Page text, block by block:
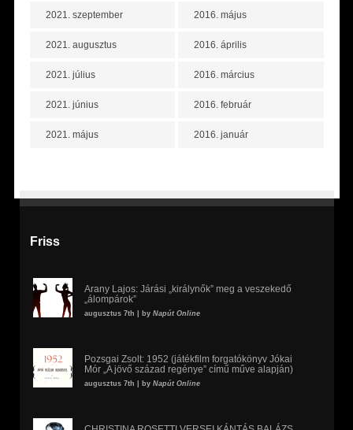
2021. szeptember
2021. augusztus
2021. július
2021. június
2021. május
2016. május
2016. április
2016. március
2016. február
2016. január
Friss
Arany Lajos: Járási „királynők” meg a veszekedő
„álompárok”
augusztus 7th | by Napút Online
Pozsgai Zsolt: 1952 (játékfilm forgatókönyv Jókai
Mór „A jövő század regénye” című műve alapján)
augusztus 7th | by Napút Online